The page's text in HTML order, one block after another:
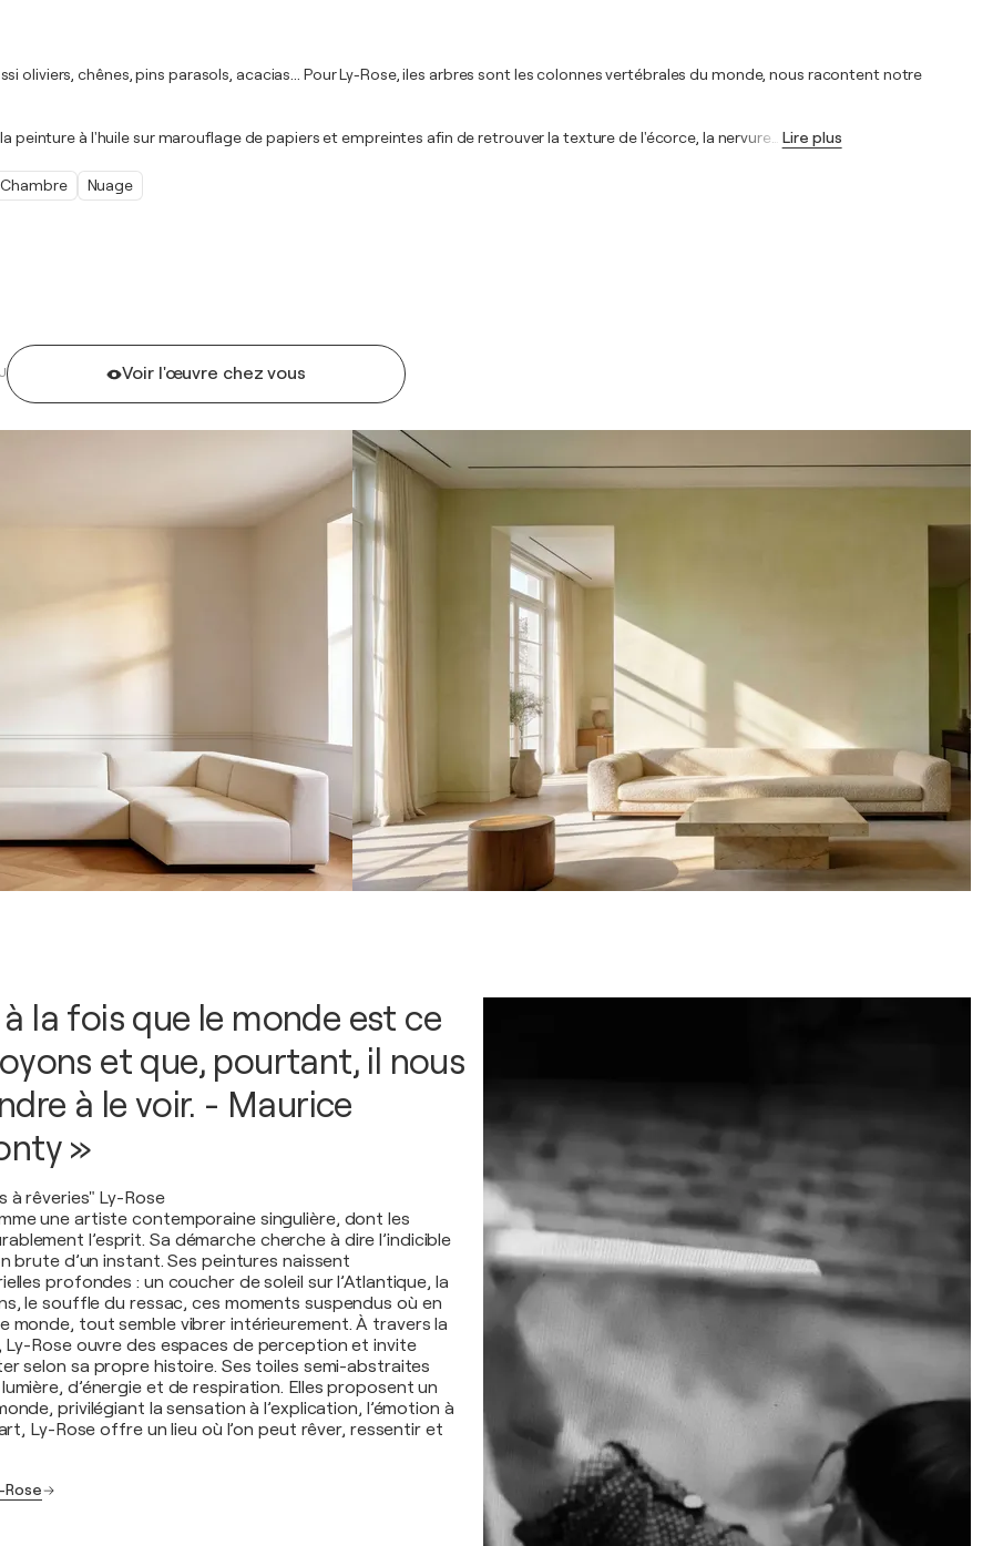
Voir l'œuvre chez vous
oliviers, chênes, pins parasols, acacias... Pour Ly-Rose, iles arbres sont les colonnes vertébrales du monde, nous racontent notre
peinture à l'huile sur marouflage de papiers et empreintes afin de retrouver la texture de l'écorce, la nervure Lire plus
Chambre Nuage
la fois que le monde est ce
et que, pourtant, il nous
à le voir. - Maurice
»
à rêveries" Ly-Rose
une artiste contemporaine singulière, dont les
l’esprit. Sa démarche cherche à dire l’indicible
brute d’un instant. Ses peintures naissent
profondes : un coucher de soleil sur l’Atlantique, la
le souffle du ressac, ces moments suspendus où en
monde, tout semble vibrer intérieurement. À travers la
Ly-Rose ouvre des espaces de perception et invite
selon sa propre histoire. Ses toiles semi-abstraites
d’énergie et de respiration. Elles proposent un
privilégiant la sensation à l’explication, l’émotion à
Ly-Rose offre un lieu où l’on peut rêver, ressentir et
Rose